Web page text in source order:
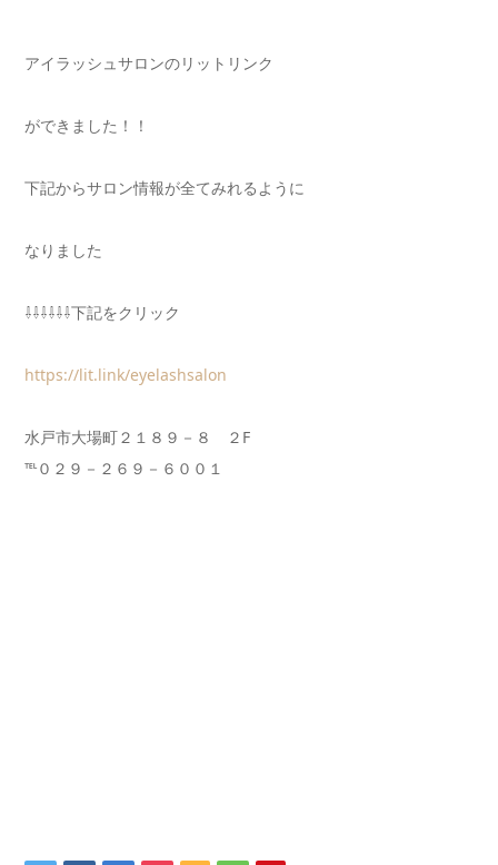
アイラッシュサロンのリットリンク
ができました！！
下記からサロン情報が全てみれるように
なりました
⇩⇩⇩⇩⇩⇩下記をクリック
https://lit.link/eyelashsalon
水戸市大場町２１８９－８ ２F
℡０２９－２６９－６００１